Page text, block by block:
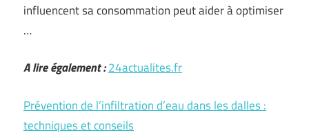
influencent sa consommation peut aider à optimiser
…
A lire également :24actualites.fr
Prévention de l’infiltration d’eau dans les dalles :
techniques et conseils